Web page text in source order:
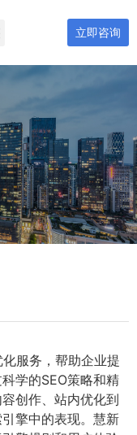
立即咨询
化服务，帮助企业提
学的SEO策略和精
创作、站内优化到
擎中的表现。慧新